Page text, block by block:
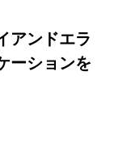
アンドエラ
ーションを